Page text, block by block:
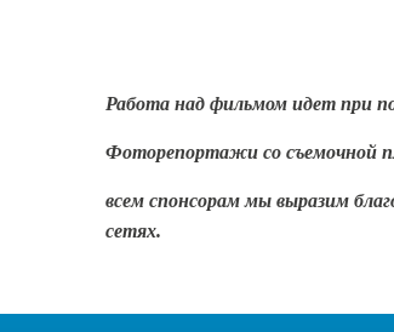
Работа над фильмом идет при
Фоторепортажи со съемочной
всем спонсорам мы выразим
сетях.